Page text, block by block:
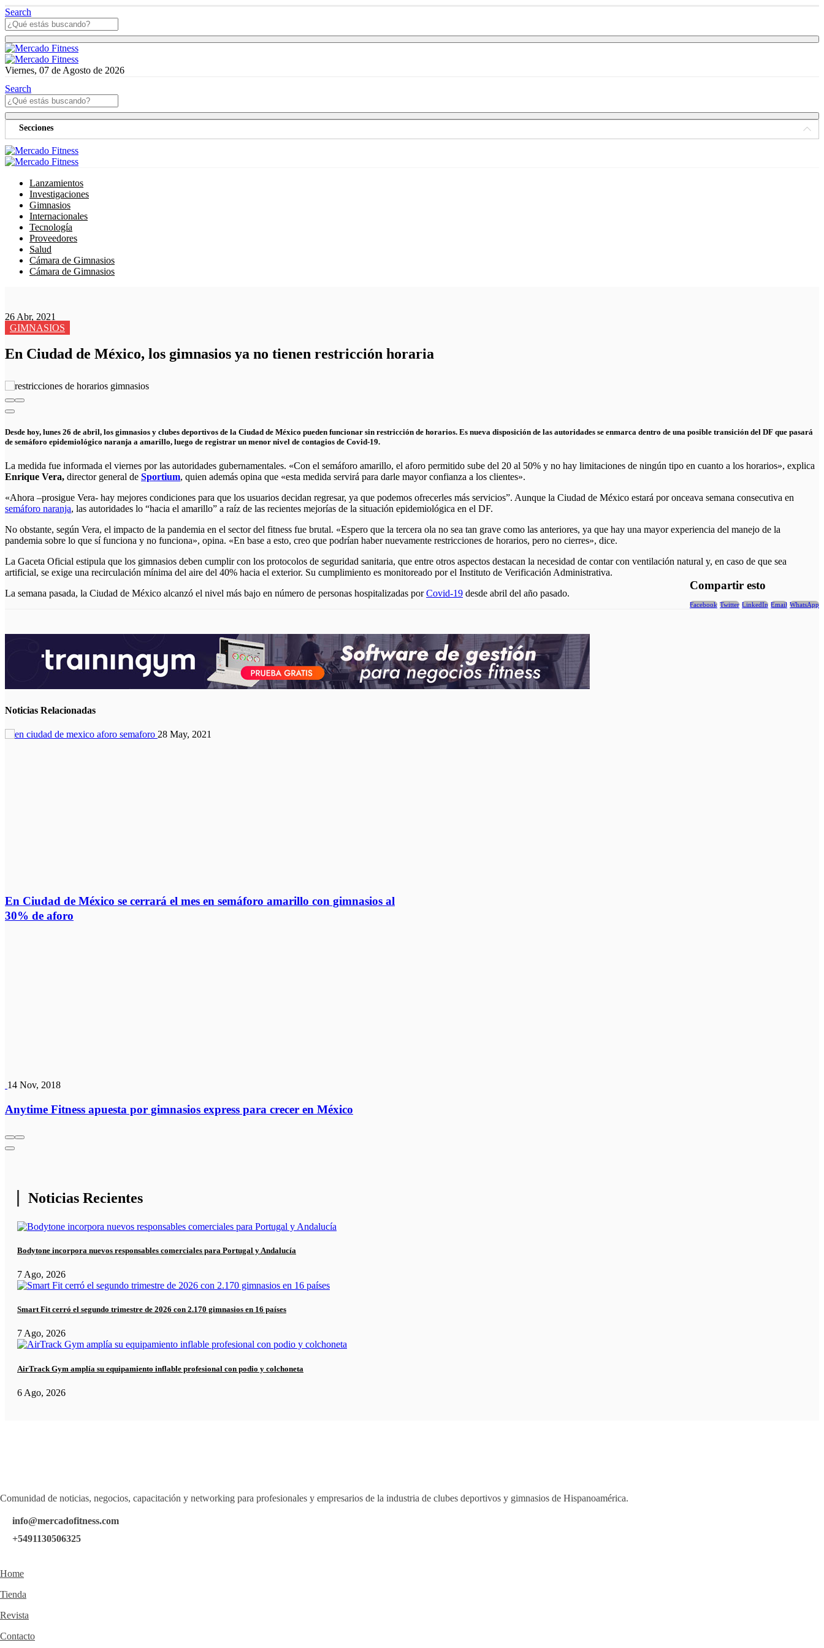
Search
Viernes, 07 de Agosto de 2026
Search
Secciones
Lanzamientos
Investigaciones
Gimnasios
Internacionales
Tecnología
Proveedores
Salud
Cámara de Gimnasios
Cámara de Gimnasios
26 Abr, 2021
GIMNASIOS
En Ciudad de México, los gimnasios ya no tienen restricción horaria
Desde hoy, lunes 26 de abril, los gimnasios y clubes deportivos de la Ciudad de México pueden funcionar sin restricción de horarios. Es nueva disposición de las autoridades se enmarca dentro de una posible transición del DF que pasará
de semáforo epidemiológico naranja a amarillo, luego de registrar un menor nivel de contagios de Covid-19.
La medida fue informada el viernes por las autoridades gubernamentales. «Con el semáforo amarillo, el aforo permitido sube del 20 al 50% y no hay limitaciones de ningún tipo en cuanto a los horarios», explica
Enrique Vera, director general de Sportium, quien además opina que «esta medida servirá para darle mayor confianza a los clientes».
«Ahora –prosigue Vera- hay mejores condiciones para que los usuarios decidan regresar, ya que podemos ofrecerles más servicios”. Aunque la Ciudad de México estará por onceava semana consecutiva en
semáforo naranja, las autoridades lo “hacia el amarillo” a raíz de las recientes mejorías de la situación epidemiológica en el DF.
No obstante, según Vera, el impacto de la pandemia en el sector del fitness fue brutal. «Espero que la tercera ola no sea tan grave como las anteriores, ya que hay una mayor experiencia del manejo de la
pandemia sobre lo que sí funciona y no funciona», opina. «En base a esto, creo que podrían haber nuevamente restricciones de horarios, pero no cierres», dice.
La Gaceta Oficial estipula que los gimnasios deben cumplir con los protocolos de seguridad sanitaria, que entre otros aspectos destacan la necesidad de contar con ventilación natural y, en caso de que sea
artificial, se exige una recirculación mínima del aire del 40% hacia el exterior. Su cumplimiento es monitoreado por el Instituto de Verificación Administrativa.
La semana pasada, la Ciudad de México alcanzó el nivel más bajo en número de personas hospitalizadas porCovid-19 desde abril del año pasado.
Compartir esto
Facebook Twitter LinkedIn Email WhatsApp
Noticias Relacionadas
28 May, 2021
En Ciudad de México se cerrará el mes en semáforo amarillo con gimnasios al
30% de aforo
14 Nov, 2018
Anytime Fitness apuesta por gimnasios express para crecer en México
Noticias Recientes
Bodytone incorpora nuevos responsables comerciales para Portugal y Andalucía
7 Ago, 2026
Smart Fit cerró el segundo trimestre de 2026 con 2.170 gimnasios en 16 países
7 Ago, 2026
AirTrack Gym amplía su equipamiento inflable profesional con podio y colchoneta
6 Ago, 2026
Comunidad de noticias, negocios, capacitación y networking para profesionales y empresarios de la industria de clubes deportivos y gimnasios de Hispanoamérica.
info@mercadofitness.com
+5491130506325
Home
Tienda
Revista
Contacto